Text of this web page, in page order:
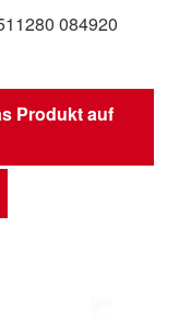
084920
Produkt auf